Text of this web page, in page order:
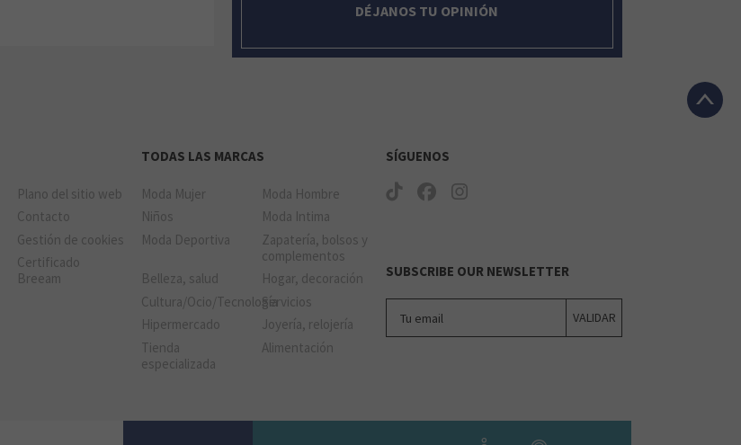
DÉJANOS TU OPINIÓN
Plano del sitio web
Contacto
Gestión de cookies
Certificado
Breeam
TODAS LAS MARCAS
Moda Mujer
Moda Hombre
Niños
Moda Intima
Moda Deportiva
Zapatería, bolsos y
complementos
Belleza, salud
Hogar, decoración
Cultura/Ocio/TecnologíaServicios
Hipermercado
Joyería, relojería
Tienda
especializada
Alimentación
SÍGUENOS
SUBSCRIBE OUR NEWSLETTER
VALIDAR